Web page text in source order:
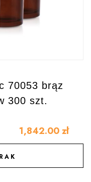
70053 brąz
300 szt.
1,842.00 zł